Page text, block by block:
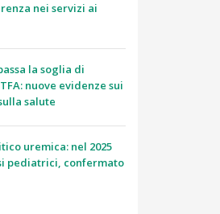
nei servizi ai
la soglia di
nuove evidenze sui
salute
uremica: nel 2025
pediatrici, confermato